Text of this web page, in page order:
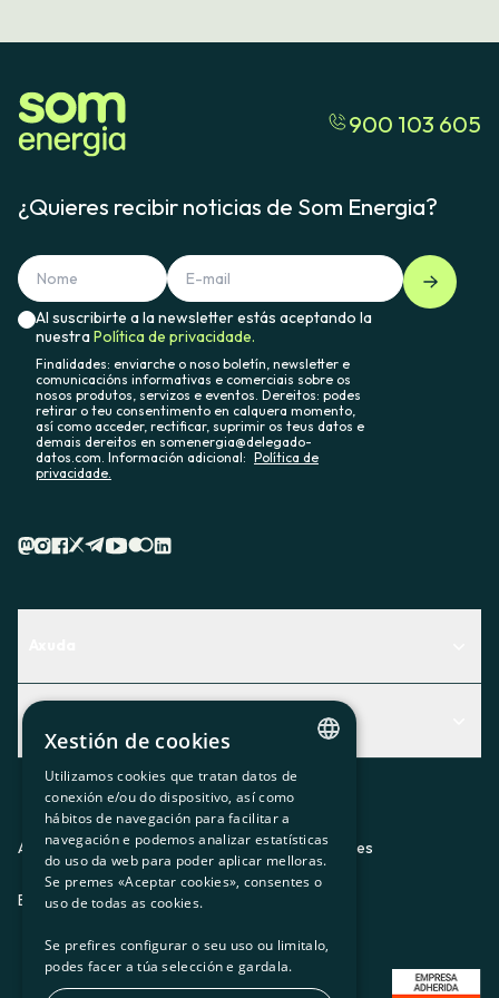
900 103 605
¿Quieres recibir noticias de Som Energia?
Al suscribirte a la newsletter estás aceptando la
nuestraPolítica de privacidade.
Finalidades: enviarche o noso boletín, newsletter e
comunicacións informativas e comerciais sobre os
nosos produtos, servizos e eventos. Dereitos: podes
retirar o teu consentimento en calquera momento,
así como acceder, rectificar, suprimir os teus datos e
demais dereitos en somenergia@delegado-
datos.com. Información adicional: Política de
privacidade.
Descubre qué servicio te encaja mejor
Contacto
Actualidad
O recuncho da socia
Prensa
Trabaja con nosotros
Aviso legalPolítica de privacidadPolítica de cookies
ES CAGLEU
CATALAN
SPANISH
GL
Xestión de cookies
Utilizamos cookies que tratan datos de
conexión e/ou do dispositivo, así como
hábitos de navegación para facilitar a
navegación e podemos analizar estatísticas
do uso da web para poder aplicar melloras.
Se premes «Aceptar cookies», consentes o
uso de todas as cookies.
Se prefires configurar o seu uso ou limitalo,
podes facer a túa selección e gardala.